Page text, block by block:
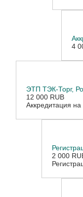
4
ЭТП ТЭК-Торг,
12 000 RUB
Аккредитация
2 000